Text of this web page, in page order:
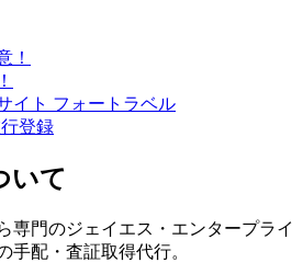
イト フォートラベル
登録
いて
専門のジェイエス・エンタープライ
手配・査証取得代行。